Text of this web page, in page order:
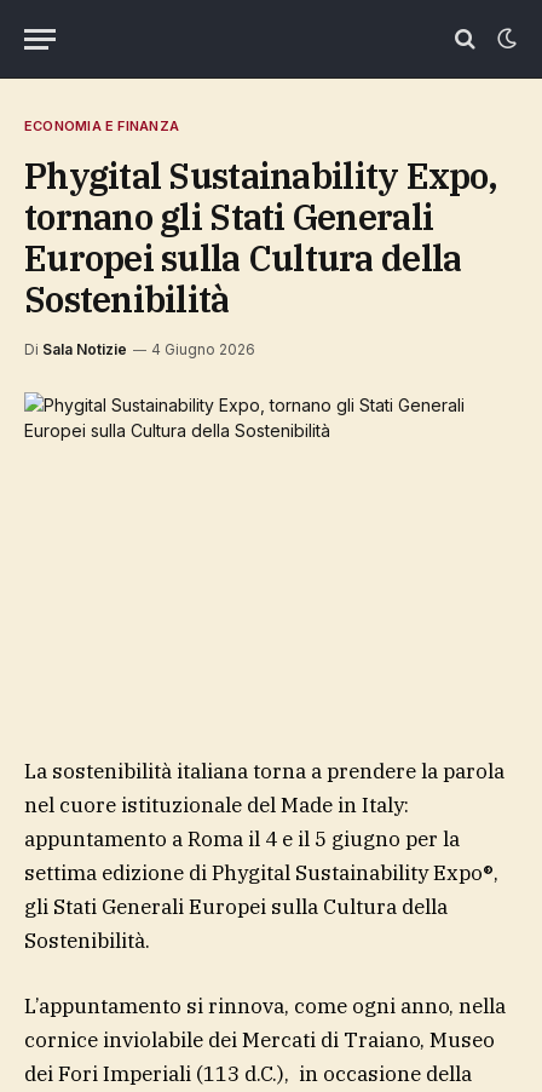
ECONOMIA E FINANZA
Phygital Sustainability Expo,
tornano gli Stati Generali
Europei sulla Cultura della
Sostenibilità
Di Sala Notizie 4 Giugno 2026
La sostenibilità italiana torna a prendere la parola
nel cuore istituzionale del Made in Italy:
appuntamento a Roma il 4 e il 5 giugno per la
settima edizione di Phygital Sustainability Expo®,
gli Stati Generali Europei sulla Cultura della
Sostenibilità.
L’appuntamento si rinnova, come ogni anno, nella
cornice inviolabile dei Mercati di Traiano, Museo
dei Fori Imperiali (113 d.C.), in occasione della